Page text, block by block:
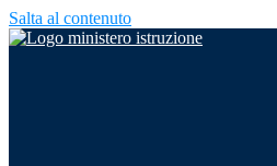
Salta al contenuto